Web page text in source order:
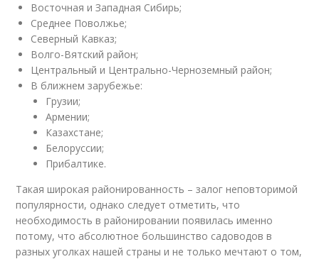
Восточная и Западная Сибирь;
Среднее Поволжье;
Северный Кавказ;
Волго-Вятский район;
Центральный и Центрально-Черноземный район;
В ближнем зарубежье:
Грузии;
Армении;
Казахстане;
Белоруссии;
Прибалтике.
Такая широкая районированность – залог неповторимой
популярности, однако следует отметить, что
необходимость в районировании появилась именно
потому, что абсолютное большинство садоводов в
разных уголках нашей страны и не только мечтают о том,